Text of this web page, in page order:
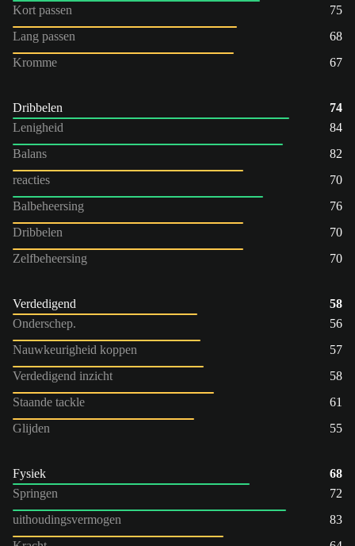
Kort passen
75
Lang passen
68
Kromme
67
Dribbelen
74
Lenigheid
84
Balans
82
reacties
70
Balbeheersing
76
Dribbelen
70
Zelfbeheersing
70
Verdedigend
58
Onderschep.
56
Nauwkeurigheid koppen
57
Verdedigend inzicht
58
Staande tackle
61
Glijden
55
Fysiek
68
Springen
72
uithoudingsvermogen
83